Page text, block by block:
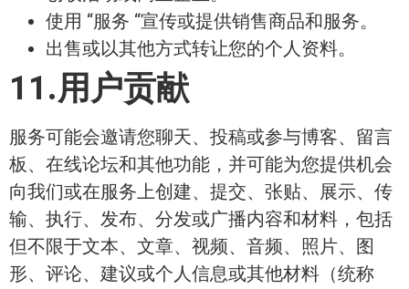
使用 “服务 “宣传或提供销售商品和服务。
出售或以其他方式转让您的个人资料。
11.用户贡献
服务可能会邀请您聊天、投稿或参与博客、留言
板、在线论坛和其他功能，并可能为您提供机会
向我们或在服务上创建、提交、张贴、展示、传
输、执行、发布、分发或广播内容和材料，包括
但不限于文本、文章、视频、音频、照片、图
形、评论、建议或个人信息或其他材料（统称